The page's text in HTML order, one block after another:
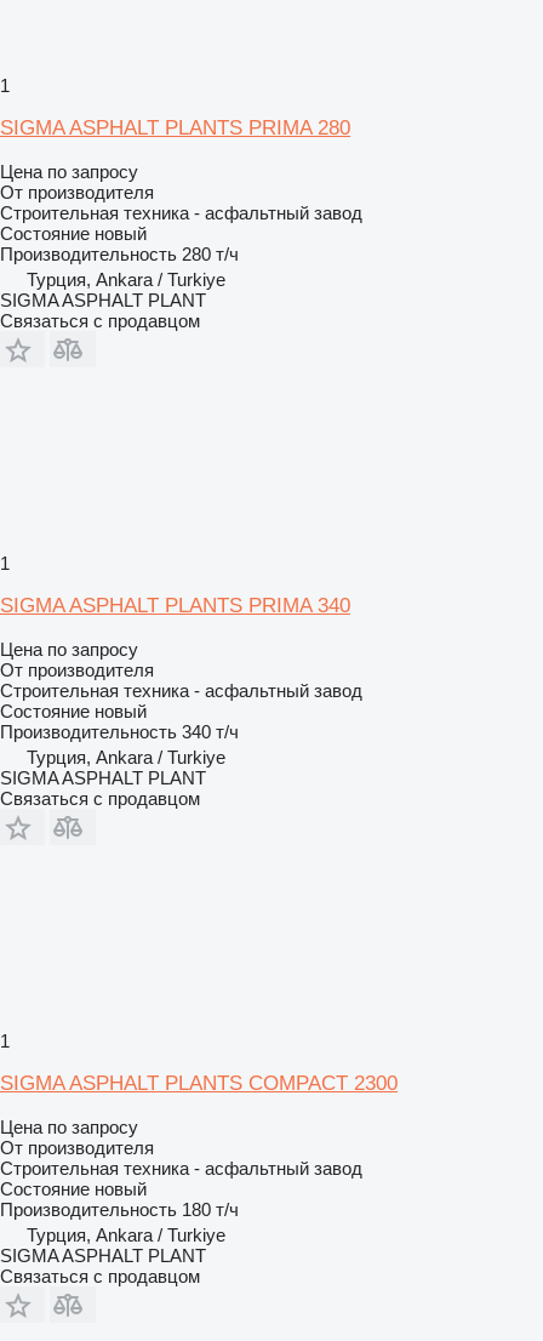
1
SIGMA ASPHALT PLANTS PRIMA 280
Цена по запросу
От производителя
Строительная техника - асфальтный завод
Состояние новый
Производительность 280 т/ч
Турция, Ankara / Turkiye
SIGMA ASPHALT PLANT
Связаться с продавцом
1
SIGMA ASPHALT PLANTS PRIMA 340
Цена по запросу
От производителя
Строительная техника - асфальтный завод
Состояние новый
Производительность 340 т/ч
Турция, Ankara / Turkiye
SIGMA ASPHALT PLANT
Связаться с продавцом
1
SIGMA ASPHALT PLANTS COMPACT 2300
Цена по запросу
От производителя
Строительная техника - асфальтный завод
Состояние новый
Производительность 180 т/ч
Турция, Ankara / Turkiye
SIGMA ASPHALT PLANT
Связаться с продавцом